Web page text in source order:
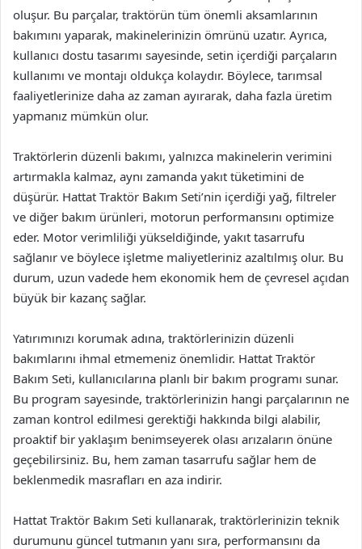
oluşur. Bu parçalar, traktörün tüm önemli aksamlarının
bakımını yaparak, makinelerinizin ömrünü uzatır. Ayrıca,
kullanıcı dostu tasarımı sayesinde, setin içerdiği parçaların
kullanımı ve montajı oldukça kolaydır. Böylece, tarımsal
faaliyetlerinize daha az zaman ayırarak, daha fazla üretim
yapmanız mümkün olur.
Traktörlerin düzenli bakımı, yalnızca makinelerin verimini
artırmakla kalmaz, aynı zamanda yakıt tüketimini de
düşürür. Hattat Traktör Bakım Seti’nin içerdiği yağ, filtreler
ve diğer bakım ürünleri, motorun performansını optimize
eder. Motor verimliliği yükseldiğinde, yakıt tasarrufu
sağlanır ve böylece işletme maliyetleriniz azaltılmış olur. Bu
durum, uzun vadede hem ekonomik hem de çevresel açıdan
büyük bir kazanç sağlar.
Yatırımınızı korumak adına, traktörlerinizin düzenli
bakımlarını ihmal etmemeniz önemlidir. Hattat Traktör
Bakım Seti, kullanıcılarına planlı bir bakım programı sunar.
Bu program sayesinde, traktörlerinizin hangi parçalarının ne
zaman kontrol edilmesi gerektiği hakkında bilgi alabilir,
proaktif bir yaklaşım benimseyerek olası arızaların önüne
geçebilirsiniz. Bu, hem zaman tasarrufu sağlar hem de
beklenmedik masrafları en aza indirir.
Hattat Traktör Bakım Seti kullanarak, traktörlerinizin teknik
durumunu güncel tutmanın yanı sıra, performansını da